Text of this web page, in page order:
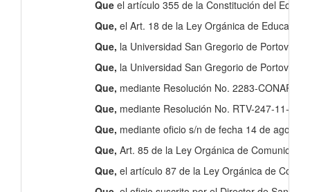
Que el artículo 355 de la Constitución del
Que, el Art. 18 de la Ley Orgánica de
Que, la Universidad San Gregorio de
Que, la Universidad San Gregorio de
Que, mediante Resolución No. 2283-
Que, mediante Resolución No. RTV-247-11-
Que, mediante oficio s/n de fecha 14 de
Que, Art. 85 de la Ley Orgánica de
Que, el artículo 87 de la Ley Orgánica de